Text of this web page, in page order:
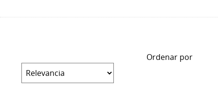
Ordenar por